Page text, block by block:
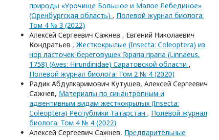
природы «Урочище Большое и Малое Лебединое»
(Оренбургская область) , Полевой журнал биолога:
Том 4 № 3 (2022)
Алексей Сергеевич Сажнев , Евгений Николаевич
Кондратьев , Жесткокрылые (Insecta: Coleoptera) из
нор ласточек-береговушек Riparia riparia (Linnaeus,
1758) (Aves: Hirundinidae) Саратовской области ,
Полевой журнал биолога: Том 2 № 4 (2020)
Радик Абдулкаримович Кутушев, Алексей Сергеевич
Сажнев, Материалы по синантропным и
адвентивным видам жесткокрылых (Insecta:
Coleoptera) Республики Татарстан , Полевой журнал
биолога: Том 4 № 4 (2022)
Алексей Сергеевич Сажнев, Предварительные